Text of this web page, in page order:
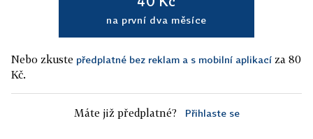
na první dva měsíce
Nebo zkuste předplatné bez reklam a s mobilní aplikací za 80
Kč.
Máte již předplatné? Přihlaste se